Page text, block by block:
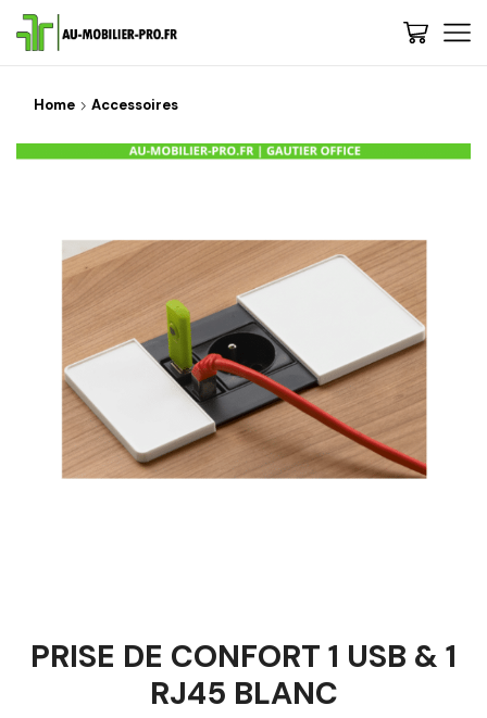
Home Accessoires
PRISE DE CONFORT 1 USB & 1
RJ45 BLANC